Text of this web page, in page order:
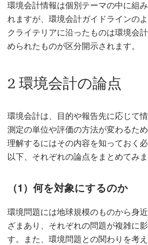
環境会計情報は個別テーマの中に組
れますが、環境会計ガイドラインの
クライテリアに沿ったものは環境会
められたものが区分開示されます。
2 環境会計の論点
環境会計は、目的や報告先に応じて情
測定の単位や評価の方法が変わるた
理解するにはその内容を知っておく必
以下、それぞれの論点をまとめてみま
（1）何を対象にするのか
環境問題には地球規模のものから身
ざまあり、それぞれの問題が複雑に
す。また、環境問題との関わりを考